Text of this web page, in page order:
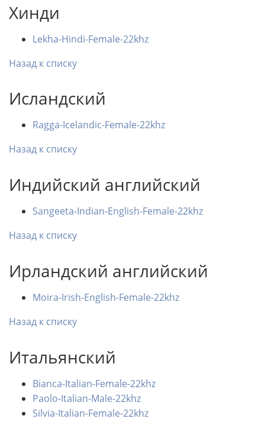
Хинди
Lekha-Hindi-Female-22khz
Назад к списку
Исландский
Ragga-Icelandic-Female-22khz
Назад к списку
Индийский английский
Sangeeta-Indian-English-Female-22khz
Назад к списку
Ирландский английский
Moira-Irish-English-Female-22khz
Назад к списку
Итальянский
Bianca-Italian-Female-22khz
Paolo-Italian-Male-22khz
Silvia-Italian-Female-22khz